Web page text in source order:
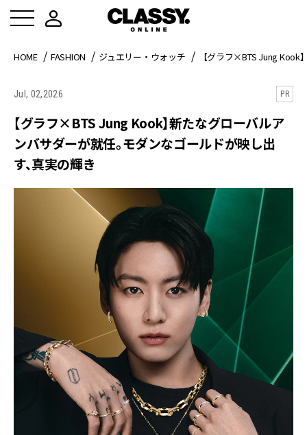
HOME FASHION ジュエリー・ウォッチ 【グラフ×BTS Jung
Jul, 02,2026 PR
【グラフ×BTS Jung Kook】新たなグローバルア
ンバサダーが就任。モダンなゴールドが映し出
す、真実の輝き